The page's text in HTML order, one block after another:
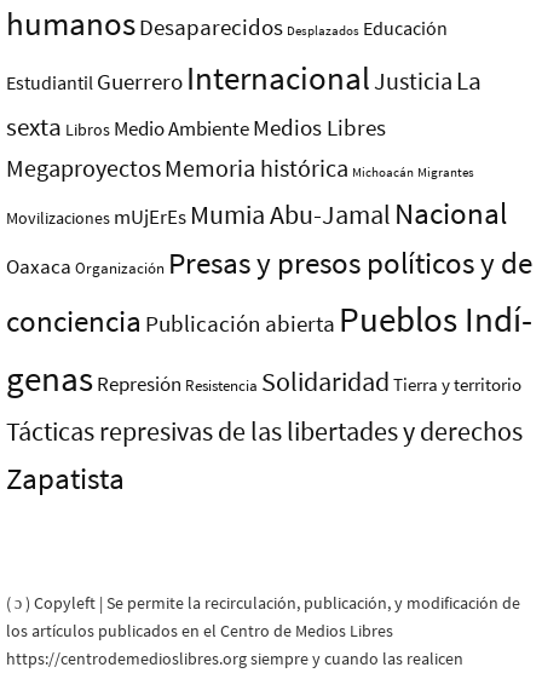
humanosDesaparecidos Desplazados Educación
Estudiantil Guerrero InternacionalJusticia La
sexta Libros Medio AmbienteMedios Libres
MegaproyectosMemoria histórica Michoacán Migrantes
Movilizaciones mUjErEs Mumia Abu-Jamal Nacional
Oaxaca Organización Presas y presos polí­ticos y de
conciencia Publicación abierta Pueblos Indí­
genasRepresión Resistencia Solidaridad Tierra y territorio
Tácticas represivas de las libertades y derechos
Zapatista
( ɔ ) Copyleft | Se permite la recirculación, publicación, y modificación de
los artículos publicados en el Centro de Medios Libres
https://centrodemedioslibres.org siempre y cuando las realicen